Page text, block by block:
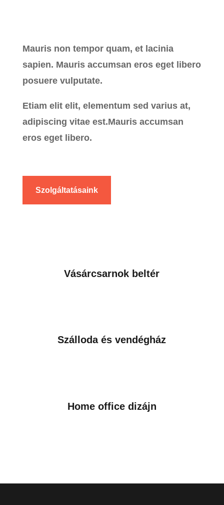
Mauris non tempor quam, et lacinia
sapien. Mauris accumsan eros eget libero
posuere vulputate.
Etiam elit elit, elementum sed varius at,
adipiscing vitae est.Mauris accumsan
eros eget libero.
Szolgáltatásaink
Vásárcsarnok beltér
Szálloda és vendégház
Home office dizájn